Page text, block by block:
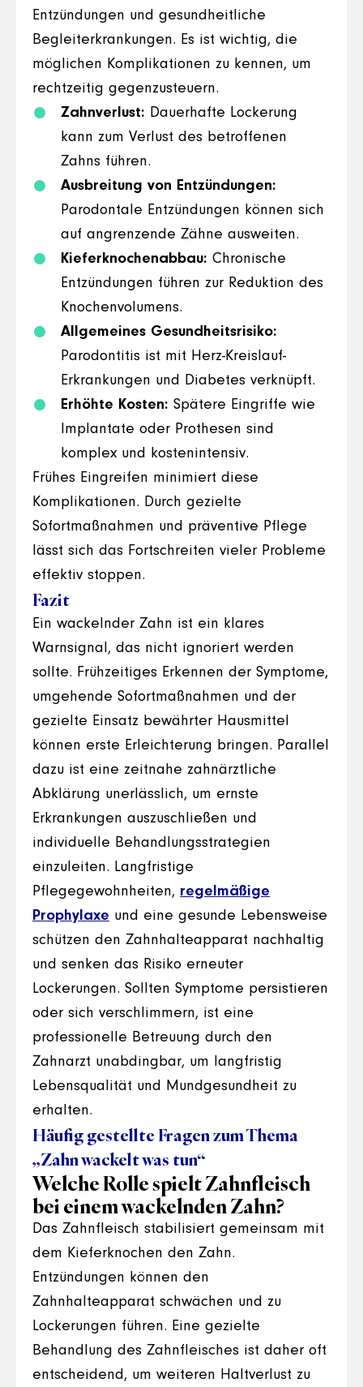
Entzündungen und gesundheitliche
Begleiterkrankungen. Es ist wichtig, die
möglichen Komplikationen zu kennen, um
rechtzeitig gegenzusteuern.
Zahnverlust: Dauerhafte Lockerung
kann zum Verlust des betroffenen
Zahns führen.
Ausbreitung von Entzündungen:
Parodontale Entzündungen können sich
auf angrenzende Zähne ausweiten.
Kieferknochenabbau: Chronische
Entzündungen führen zur Reduktion des
Knochenvolumens.
Allgemeines Gesundheitsrisiko:
Parodontitis ist mit Herz-Kreislauf-
Erkrankungen und Diabetes verknüpft.
Erhöhte Kosten: Spätere Eingriffe wie
Implantate oder Prothesen sind
komplex und kostenintensiv.
Frühes Eingreifen minimiert diese
Komplikationen. Durch gezielte
Sofortmaßnahmen und präventive Pflege
lässt sich das Fortschreiten vieler Probleme
effektiv stoppen.
Fazit
Ein wackelnder Zahn ist ein klares
Warnsignal, das nicht ignoriert werden
sollte. Frühzeitiges Erkennen der Symptome,
umgehende Sofortmaßnahmen und der
gezielte Einsatz bewährter Hausmittel
können erste Erleichterung bringen. Parallel
dazu ist eine zeitnahe zahnärztliche
Abklärung unerlässlich, um ernste
Erkrankungen auszuschließen und
individuelle Behandlungsstrategien
einzuleiten. Langfristige
Pflegegewohnheiten, regelmäßige
Prophylaxe und eine gesunde Lebensweise
schützen den Zahnhalteapparat nachhaltig
und senken das Risiko erneuter
Lockerungen. Sollten Symptome persistieren
oder sich verschlimmern, ist eine
professionelle Betreuung durch den
Zahnarzt unabdingbar, um langfristig
Lebensqualität und Mundgesundheit zu
erhalten.
Häufig gestellte Fragen zum Thema
„Zahn wackelt was tun“
Welche Rolle spielt Zahnfleisch
bei einem wackelnden Zahn?
Das Zahnfleisch stabilisiert gemeinsam mit
dem Kieferknochen den Zahn.
Entzündungen können den
Zahnhalteapparat schwächen und zu
Lockerungen führen. Eine gezielte
Behandlung des Zahnfleisches ist daher oft
entscheidend, um weiteren Haltverlust zu